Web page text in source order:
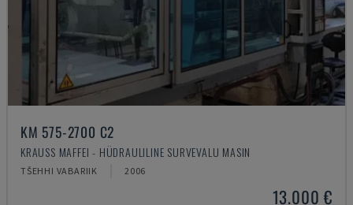
KM 575-2700 C2
KRAUSS MAFFEI - HÜDRAULILINE SURVEVALU MASIN
TŠEHHI VABARIIK 2006
13.000 €